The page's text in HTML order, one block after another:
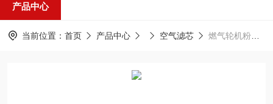
产品中心
当前位置： 首页 产品中心 空气滤芯 燃气轮机粉尘净化系统专用空气滤芯320*1000